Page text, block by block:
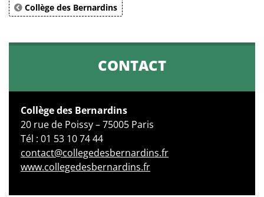
Collège des Bernardins
CONTACT
Collège des Bernardins
20 rue de Poissy – 75005 Paris
Tél : 01 53 10 74 44
contact@collegedesbernardins.fr
www.collegedesbernardins.fr